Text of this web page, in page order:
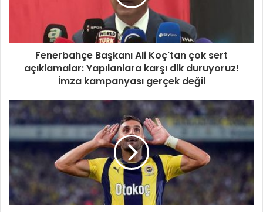
Fenerbahçe Başkanı Ali Koç'tan çok sert
açıklamalar: Yapılanlara karşı dik duruyoruz!
İmza kampanyası gerçek değil